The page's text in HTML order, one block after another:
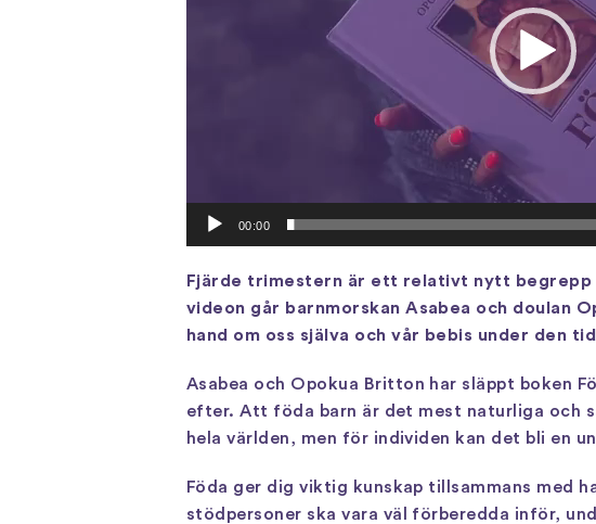
00:00
Fjärde trimestern är ett relativt nytt begrepp
videon går barnmorskan Asabea och doulan
hand om oss själva och vår bebis under den
Asabea och Opokua Britton har släppt boken
efter. Att föda barn är det mest naturliga och
hela världen, men för individen kan det bli en
Föda ger dig viktig kunskap tillsammans med
stödpersoner ska vara väl förberedda inför,